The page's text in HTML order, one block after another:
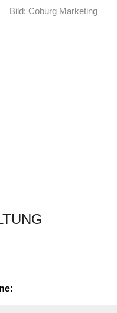
Bild: Coburg Marketing